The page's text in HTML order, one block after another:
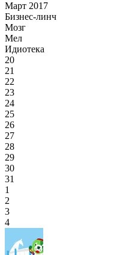
Март 2017
Бизнес-линч
Мозг
Мел
Идиотека
20
21
22
23
24
25
26
27
28
29
30
31
1
2
3
4